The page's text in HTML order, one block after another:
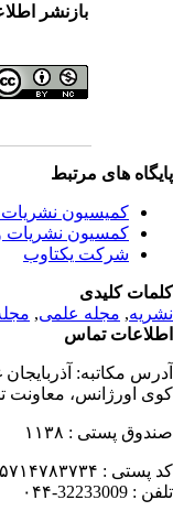
بازنشر
های مرتبط
کمیسیون نشریات
کمسیون نشریات
شرکت یکتاوب
کلیدی
,مجله علمی, مجله
تماس
مکاتبه:آذربایجان
اورژانس، معاونت
پستی : ۱۱۳۸
پستی : ۵۷۱۴۷۸۳۷۳۴
: 32233009-۰۴۴